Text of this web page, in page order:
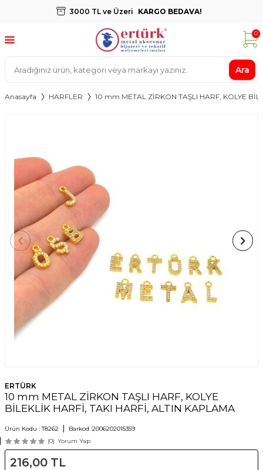
3000 TL ve Üzeri KARGO BEDAVA!
Ara
0
Anasayfa HARFLER 10 mm METAL ZİRKON TAŞLI HARF, KOLYE
ERTÜRK
10 mm METAL ZİRKON TAŞLI HARF, KOLYE
BİLEKLİK HARFİ, TAKI HARFİ, ALTIN KAPLAMA
Ürün Kodu :T8262 Barkod :2006202015359
(0) Yorum Yap
216,00 TL